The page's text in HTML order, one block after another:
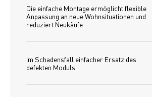
Die einfache Montage ermöglicht flexible
Anpassung an neue Wohnsituationen und
reduziert Neukäufe
Im Schadensfall einfacher Ersatz des
defekten Moduls